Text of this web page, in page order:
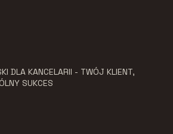
DLA KANCELARII - TWÓJ KLIENT,
SUKCES